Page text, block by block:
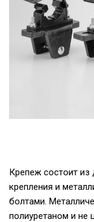
Крепеж состоит из
крепления и
болтами.
полиуретаном и не